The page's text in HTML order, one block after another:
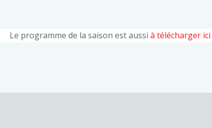
Le programme de la saison est aussi à télécharger ici